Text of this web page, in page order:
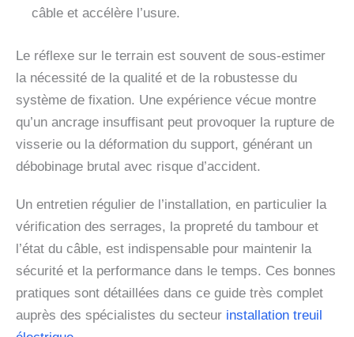
câble et accélère l’usure.
Le réflexe sur le terrain est souvent de sous-estimer
la nécessité de la qualité et de la robustesse du
système de fixation. Une expérience vécue montre
qu’un ancrage insuffisant peut provoquer la rupture de
visserie ou la déformation du support, générant un
débobinage brutal avec risque d’accident.
Un entretien régulier de l’installation, en particulier la
vérification des serrages, la propreté du tambour et
l’état du câble, est indispensable pour maintenir la
sécurité et la performance dans le temps. Ces bonnes
pratiques sont détaillées dans ce guide très complet
auprès des spécialistes du secteur installation treuil